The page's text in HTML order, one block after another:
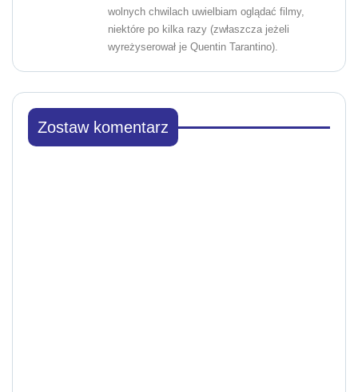
wolnych chwilach uwielbiam oglądać filmy,
niektóre po kilka razy (zwłaszcza jeżeli
wyreżyserował je Quentin Tarantino).
Zostaw komentarz